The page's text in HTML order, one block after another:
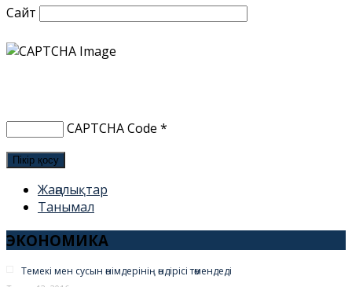
Сайт
CAPTCHA Code *
Жаңалықтар
Танымал
ЭКОНОМИКА
Темекі мен сусын өнімдерінің өндірісі төмендеді